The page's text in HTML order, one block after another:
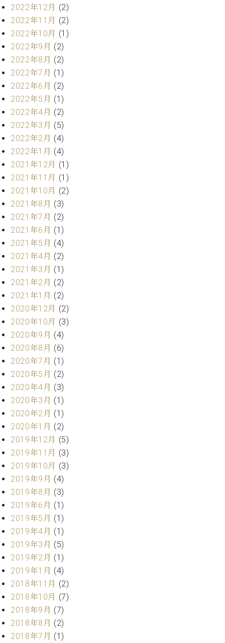
お
問
合
わ
せ
ア
ー
テ
ィ
ス
ト
カ
ス
マ
ー
サ
ー
ビ
ス
(
律
)
ア
フ
タ
ー
ー
ビ
ス
(調
律)
律
師
紹
介
調
律
金
表
お
問
い
わ
せ
尾山調律師のブ
ログ Die
Musikgasse（音
楽の小道）
2022年12月 (2)
2022年11月 (2)
2022年10月 (1)
2022年9月 (2)
2022年8月 (2)
2022年7月 (1)
2022年6月 (2)
2022年5月 (1)
2022年4月 (2)
2022年3月 (5)
2022年2月 (4)
2022年1月 (4)
2021年12月 (1)
2021年11月 (1)
2021年10月 (2)
2021年8月 (3)
2021年7月 (2)
2021年6月 (1)
2021年5月 (4)
2021年4月 (2)
2021年3月 (1)
2021年2月 (2)
2021年1月 (2)
2020年12月 (2)
2020年10月 (3)
2020年9月 (4)
2020年8月 (6)
2020年7月 (1)
2020年5月 (2)
2020年4月 (3)
2020年3月 (1)
2020年2月 (1)
2020年1月 (2)
2019年12月 (5)
2019年11月 (3)
2019年10月 (3)
2019年9月 (4)
2019年8月 (3)
2019年6月 (1)
2019年5月 (1)
2019年4月 (1)
2019年3月 (5)
2019年2月 (1)
2019年1月 (4)
2018年11月 (2)
2018年10月 (7)
2018年9月 (7)
2018年8月 (2)
2018年7月 (1)